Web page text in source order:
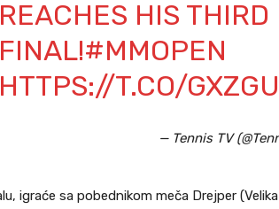
REACHES HIS
FINAL!#MMOPEN
HTTPS://T.CO/
— Tennis TV
igraće sa pobednikom meča Drejper